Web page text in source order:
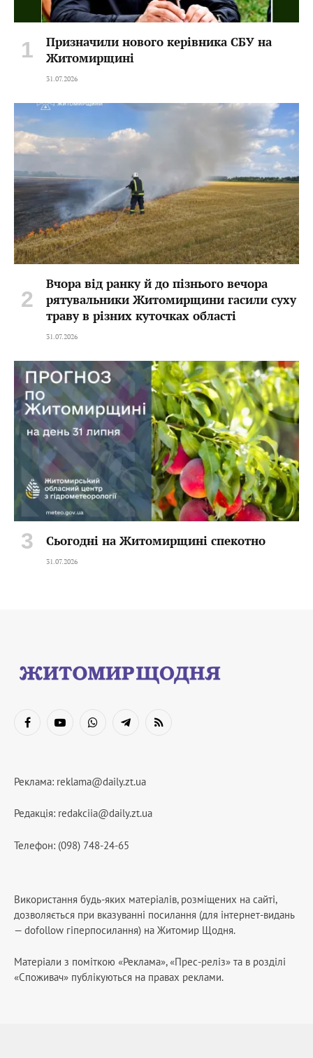
Призначили нового керівника СБУ на
Житомирщині
31.07.2026
Вчора від ранку й до пізнього вечора
рятувальники Житомирщини гасили суху
траву в різних куточках області
31.07.2026
Сьогодні на Житомирщині спекотно
31.07.2026
FacebookYouTubeWhatsAppTelegramRSS
Реклама: reklama@daily.zt.ua
Редакція: redakciia@daily.zt.ua
Телефон: (098) 748-24-65
Використання будь-яких матеріалів, розміщених на сайті,
дозволяється при вказуванні посилання (для інтернет-видань
— dofollow гіперпосилання) на Житомир Щодня.
Матеріали з поміткою «Реклама», «Прес-реліз» та в розділі
«Споживач» публікуються на правах реклами.